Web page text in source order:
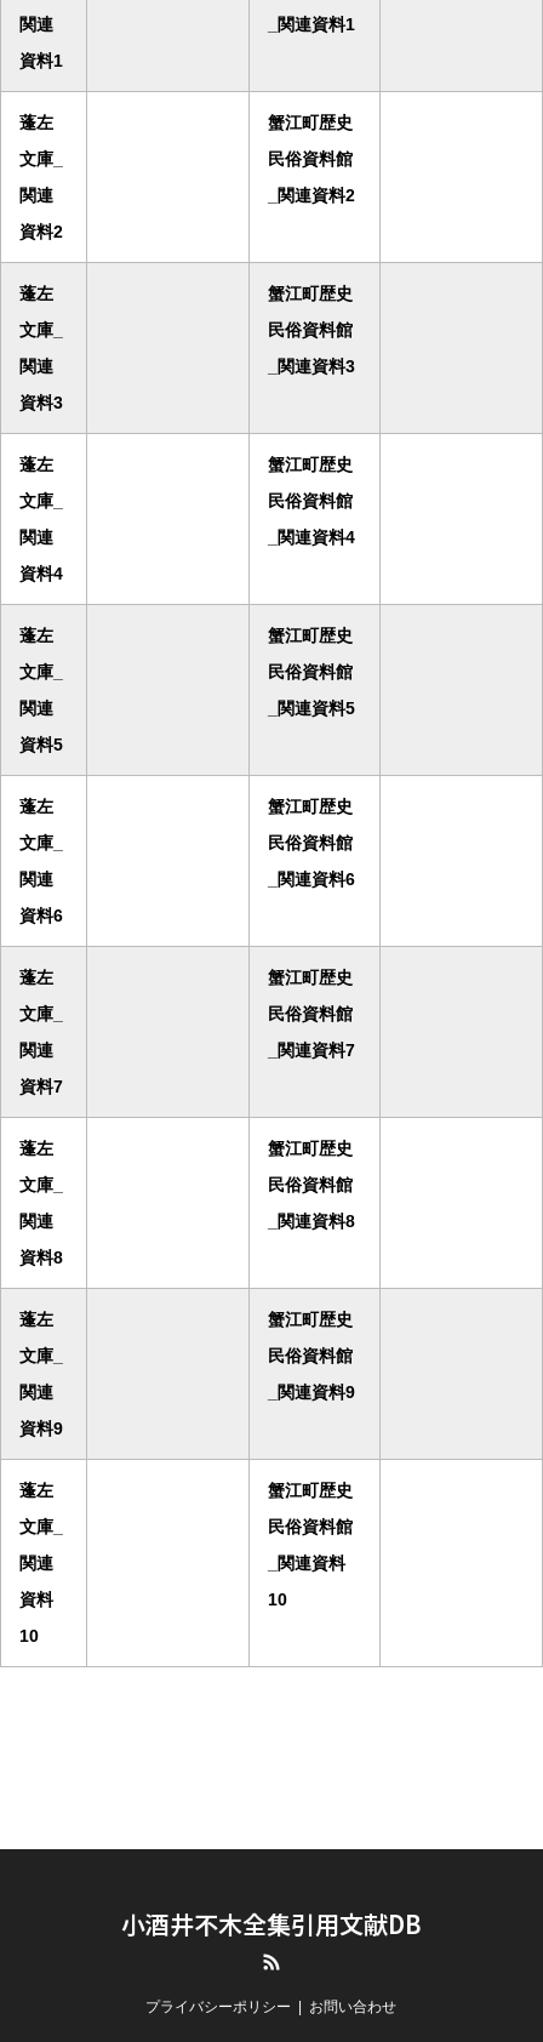
関連
資料1
_関連資料1
蓬左
文庫_
関連
資料2
蟹江町歴史
民俗資料館
_関連資料2
蓬左
文庫_
関連
資料3
蟹江町歴史
民俗資料館
_関連資料3
蓬左
文庫_
関連
資料4
蟹江町歴史
民俗資料館
_関連資料4
蓬左
文庫_
関連
資料5
蟹江町歴史
民俗資料館
_関連資料5
蓬左
文庫_
関連
資料6
蟹江町歴史
民俗資料館
_関連資料6
蓬左
文庫_
関連
資料7
蟹江町歴史
民俗資料館
_関連資料7
蓬左
文庫_
関連
資料8
蟹江町歴史
民俗資料館
_関連資料8
蓬左
文庫_
関連
資料9
蟹江町歴史
民俗資料館
_関連資料9
蓬左
文庫_
関連
資料
10
蟹江町歴史
民俗資料館
_関連資料
10
小酒井不木全集引用文献DB
プライバシーポリシー お問い合わせ